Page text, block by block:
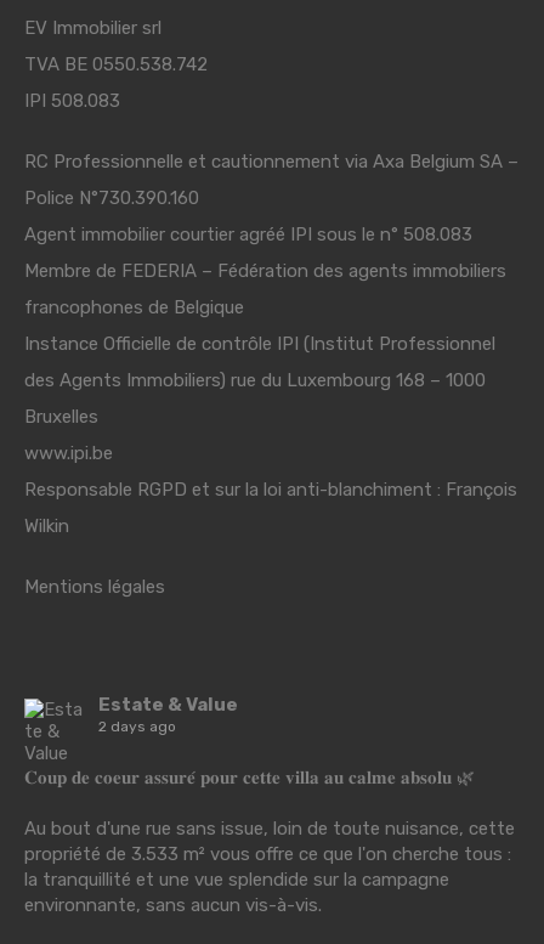
EV Immobilier srl
TVA BE 0550.538.742
IPI 508.083
RC Professionnelle et cautionnement via Axa Belgium SA –
Police N°730.390.160
Agent immobilier courtier agréé IPI sous le n° 508.083
Membre de FEDERIA – Fédération des agents immobiliers
francophones de Belgique
Instance Officielle de contrôle IPI (Institut Professionnel
des Agents Immobiliers) rue du Luxembourg 168 – 1000
Bruxelles
www.ipi.be
Responsable RGPD et sur la loi anti-blanchiment : François
Wilkin
Mentions légales
Estate & Value
2 days ago
𝐂𝐨𝐮𝐩 𝐝𝐞 𝐜𝐨𝐞𝐮𝐫 𝐚𝐬𝐬𝐮𝐫𝐞́ 𝐩𝐨𝐮𝐫 𝐜𝐞𝐭𝐭𝐞 𝐯𝐢𝐥𝐥𝐚 𝐚𝐮 𝐜𝐚𝐥𝐦𝐞 𝐚𝐛𝐬𝐨𝐥𝐮 🌿
Au bout d'une rue sans issue, loin de toute nuisance, cette
propriété de 3.533 m² vous offre ce que l'on cherche tous :
la tranquillité et une vue splendide sur la campagne
environnante, sans aucun vis-à-vis.